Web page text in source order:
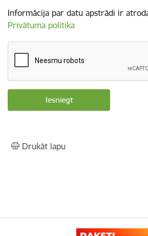
Informācija par datu apstrādi ir
Privātuma politika
Drukāt lapu